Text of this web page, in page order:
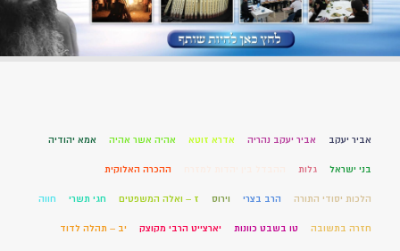
אביר יעקב אביר יעקב נהריה אדרא זוטא אהיה אשר אהיה אמא יהודיה
בני ישראל גלות ההכרה האלוקית
הלכות יסודי התורה הרב בצרי וירוס ז – ואלה המשפטים חגי תשרי חווה
חזרה בתשובה טו בשבט כוונות יארצייט הרבי מקוצק יב – תהלה לדוד